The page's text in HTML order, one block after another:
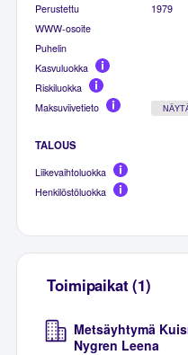
Perustettu
1979
WWW-osoite
Puhelin
Kasvuluokka
Riskiluokka
Maksuviivetieto
TALOUS
Liikevaihtoluokka
Henkilöstöluokka
Toimipaikat (1)
Metsäyhtymä
Nygren Leena